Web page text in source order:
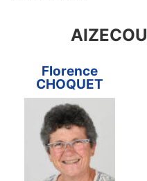
Florence
CHOQUET